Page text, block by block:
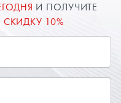
И ПОЛУЧИТЕ
СКИДКУ 10%